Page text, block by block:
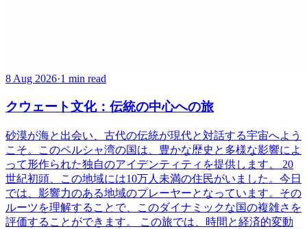
8 Aug 2026·1 min read
クウェート文化：伝統の中心への旅
砂漠が海と出会い、古代の伝統が現代と対話する宇宙へよう
こそ。このペルシャ湾の国は、豊かな歴史と多様な影響によ
って形作られた独自のアイデンティティを提供します。 20
世紀初頭、この地域には10万人未満の住民がいました。今日
では、影響力のある地域のプレーヤーとなっています。その
ルーツを理解することで、このダイナミックな国の複雑さを
評価することができます。 この旅では、時間と経済的変動